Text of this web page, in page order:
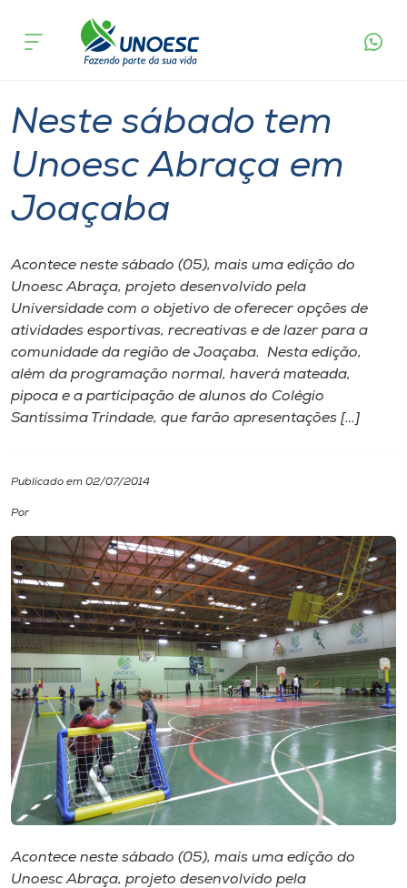
Cursos
Pesquisa
Atendimento ao Estudante
Portal de Ensino
A
Internacionalização
Cultura
CPA
Biblioteca
Editora
Rádio
Museu
Unoesc
acontece
Neste sábado tem
Unoesc Abraça em
Joaçaba
Acontece neste sábado (05), mais uma edição do
Unoesc Abraça, projeto desenvolvido pela
Universidade com o objetivo de oferecer opções de
atividades esportivas, recreativas e de lazer para a
comunidade da região de Joaçaba. Nesta edição,
além da programação normal, haverá mateada,
pipoca e a participação de alunos do Colégio
Santíssima Trindade, que farão apresentações […]
Publicado em 02/07/2014
Por
Acontece neste sábado (05), mais uma edição do
Unoesc Abraça, projeto desenvolvido pela